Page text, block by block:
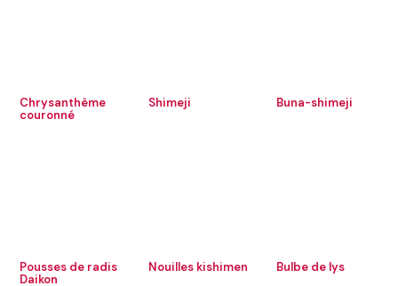
Chrysanthème
couronné
Shimeji Buna-shimeji
Pousses de radis
Daikon
Nouilles kishimen Bulbe de lys